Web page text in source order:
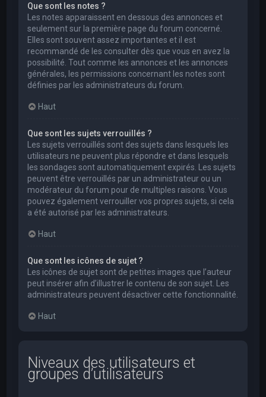
Que sont les notes ?
Les notes apparaissent en dessous des annonces et
seulement sur la première page du forum concerné.
Elles sont souvent assez importantes et il est
recommandé de les consulter dès que vous en avez la
possibilité. Tout comme les annonces et les annonces
générales, les permissions concernant les notes sont
définies par les administrateurs du forum.
Haut
Que sont les sujets verrouillés ?
Les sujets verrouillés sont des sujets dans lesquels les
utilisateurs ne peuvent plus répondre et dans lesquels
les sondages sont automatiquement expirés. Les sujets
peuvent être verrouillés par un administrateur ou un
modérateur du forum pour de multiples raisons. Vous
pouvez également verrouiller vos propres sujets, si cela
a été autorisé par les administrateurs.
Haut
Que sont les icônes de sujet ?
Les icônes de sujet sont de petites images que l’auteur
peut insérer afin d’illustrer le contenu de son sujet. Les
administrateurs peuvent désactiver cette fonctionnalité.
Haut
Niveaux des utilisateurs et
groupes d’utilisateurs